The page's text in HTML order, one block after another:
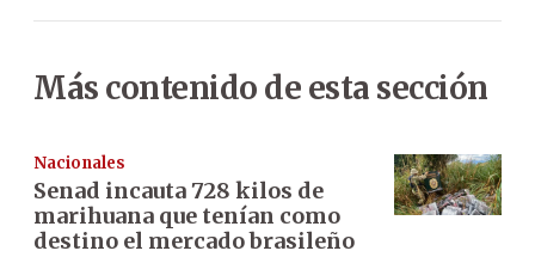
Más contenido de esta sección
Nacionales
Senad incauta 728 kilos de
marihuana que tenían como
destino el mercado brasileño